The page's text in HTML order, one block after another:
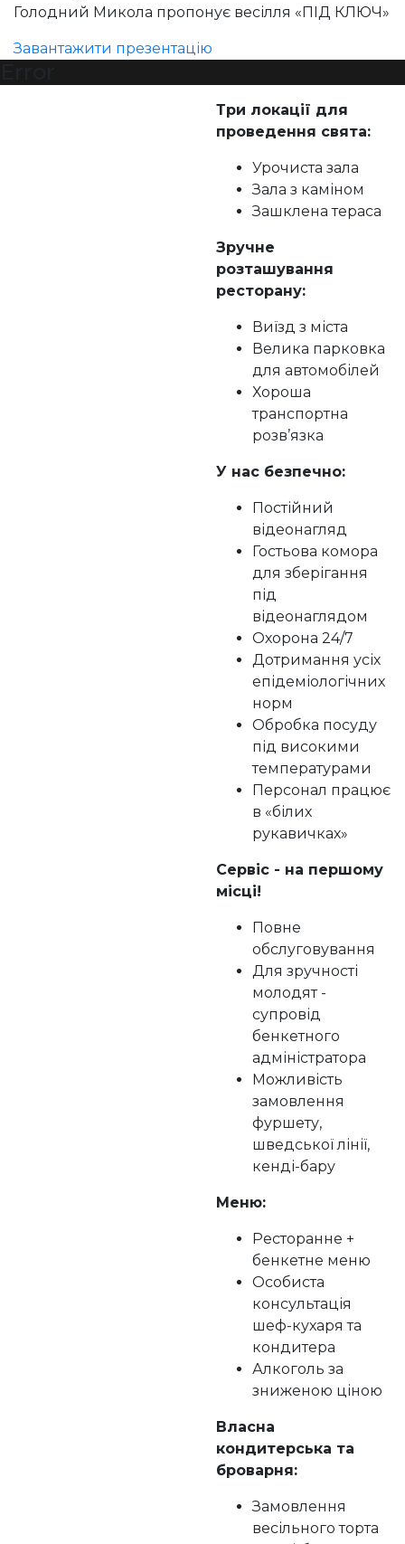
Голодний Микола пропонує весілля «ПІД КЛЮЧ»
Завантажити презентацію
Три локації для
проведення свята:
Урочиста зала
Зала з каміном
Зашклена тераса
Зручне
розташування
ресторану:
Виїзд з міста
Велика парковка
для автомобілей
Хороша
транспортна
розв’язка
У нас безпечно:
Постійний
відеонагляд
Гостьова комора
для зберігання
під
відеонаглядом
Охорона 24/7
Дотримання усіх
епідеміологічних
норм
Обробка посуду
під високими
температурами
Персонал працює
в «білих
рукавичках»
Сервіс - на першому
місці!
Повне
обслуговування
Для зручності
молодят -
супровід
бенкетного
адміністратора
Можливість
замовлення
фуршету,
шведської лінії,
кенді-бару
Меню:
Ресторанне +
бенкетне меню
Особиста
консультація
шеф-кухаря та
кондитера
Алкоголь за
зниженою ціною
Власна
кондитерська та
броварня:
Замовлення
весільного торта